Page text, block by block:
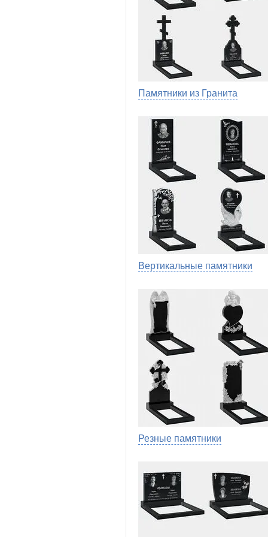
Памятники из Гранита
Вертикальные памятники
Резные памятники